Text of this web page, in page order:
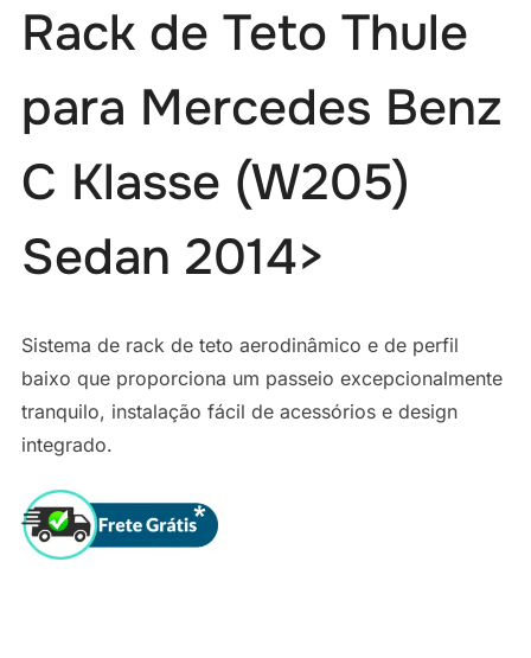
Rack de Teto Thule
para Mercedes Benz
C Klasse (W205)
Sedan 2014>
Sistema de rack de teto aerodinâmico e de perfil
baixo que proporciona um passeio excepcionalmente
tranquilo, instalação fácil de acessórios e design
integrado.